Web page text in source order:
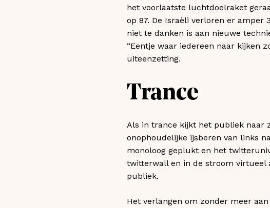
het voorlaatste luchtdoelraket
op 87. De Israëli verloren er amper
niet te danken is aan nieuwe
“Eentje waar iedereen naar kijken
uiteenzetting.
Trance
Als in trance kijkt het publiek naar
onophoudelijke ijsberen van links
monoloog geplukt en het
twitterwall en in de stroom virtueel
publiek.
Het verlangen om zonder meer